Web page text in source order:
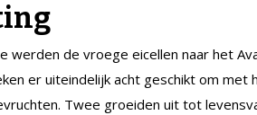
werden de vroege eicellen naar het
er uiteindelijk acht geschikt om
Twee groeiden uit tot